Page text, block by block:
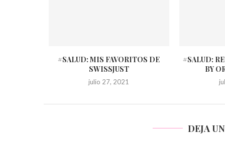
#SALUD: MIS FAVORITOS DE
SWISSJUST
julio 27, 2021
#SALUD:
BY
DEJA